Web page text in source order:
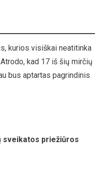
kurios visiškai neatitinka
kad 17 iš šių mirčių
bus aptartas pagrindinis
sveikatos priežiūros